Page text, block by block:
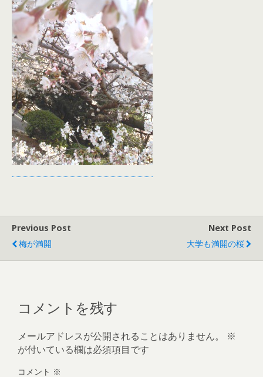
Previous Post
梅が満開
Next Post
大学も満開の桜
コメントを残す
メールアドレスが公開されることはありません。
※
が付いている欄は必須項目です
コメント ※